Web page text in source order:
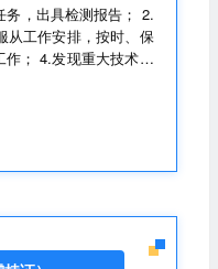
务，出具检测报告； 2.
从工作安排，按时、保
； 4.发现重大技术质
交办的其它工作，并
有电梯检验员DT-1或
； 4.身体健康，符合特
检测流程及方法； 6.
资：无责底薪+绩效奖